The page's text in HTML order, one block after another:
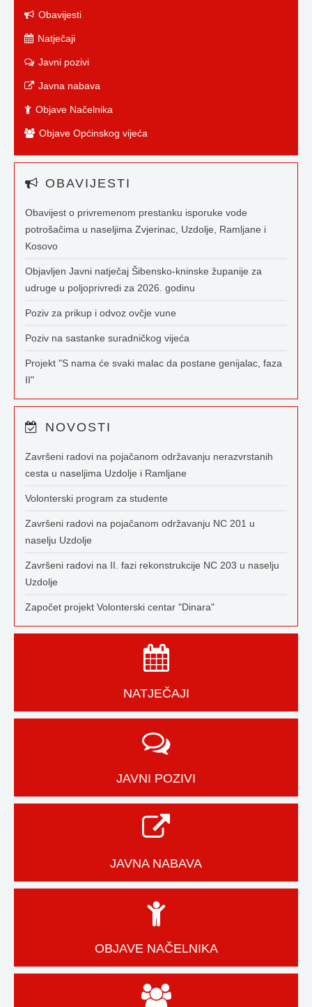
Obavijesti
Natječaji
Javni pozivi
Javna nabava
Objave Načelnika
Objave Općinskog vijeća
OBAVIJESTI
Obavijest o privremenom prestanku isporuke vode
potrošačima u naseljima Zvjerinac, Uzdolje, Ramljane i
Kosovo
Objavljen Javni natječaj Šibensko-kninske županije za
udruge u poljoprivredi za 2026. godinu
Poziv za prikup i odvoz ovčje vune
Poziv na sastanke suradničkog vijeća
Projekt "S nama će svaki malac da postane genijalac, faza
II"
NOVOSTI
Završeni radovi na pojačanom održavanju nerazvrstanih
cesta u naseljima Uzdolje i Ramljane
Volonterski program za studente
Završeni radovi na pojačanom održavanju NC 201 u
naselju Uzdolje
Završeni radovi na II. fazi rekonstrukcije NC 203 u naselju
Uzdolje
Započet projekt Volonterski centar "Dinara"
NATJEČAJI
JAVNI POZIVI
JAVNA NABAVA
OBJAVE NAČELNIKA